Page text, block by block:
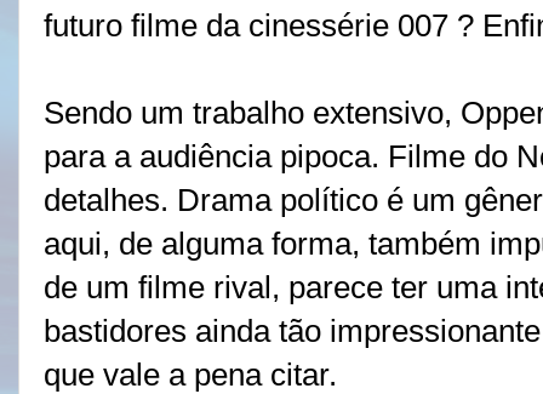
futuro filme da cinessérie 007 ?
Sendo um trabalho extensivo,
para a audiência pipoca. Filme do
detalhes. Drama político é um
aqui, de alguma forma, também
de um filme rival, parece ter uma
bastidores ainda tão
que vale a pena citar.